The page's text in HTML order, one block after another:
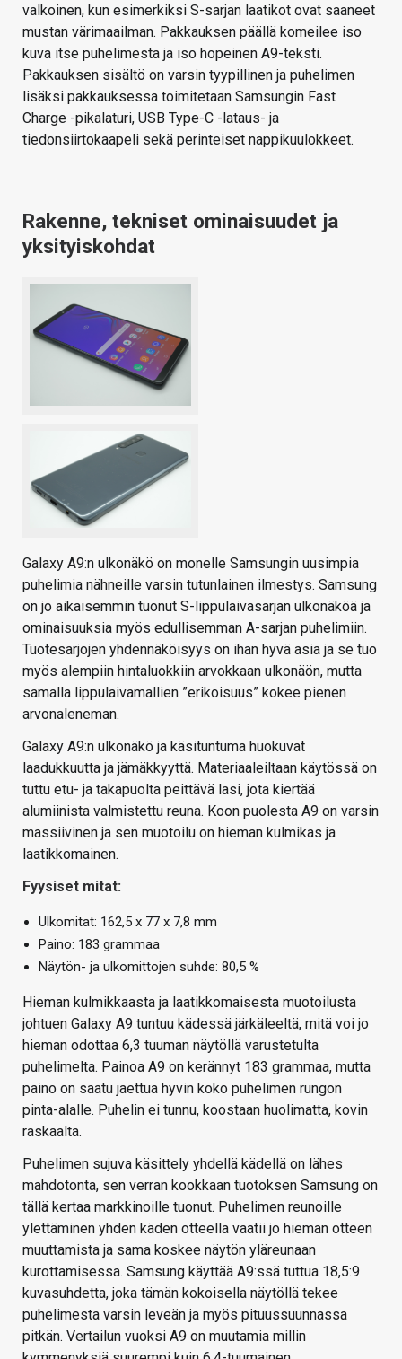
valkoinen, kun esimerkiksi S-sarjan laatikot ovat saaneet
mustan värimaailman. Pakkauksen päällä komeilee iso
kuva itse puhelimesta ja iso hopeinen A9-teksti.
Pakkauksen sisältö on varsin tyypillinen ja puhelimen
lisäksi pakkauksessa toimitetaan Samsungin Fast
Charge -pikalaturi, USB Type-C -lataus- ja
tiedonsiirtokaapeli sekä perinteiset nappikuulokkeet.
Rakenne, tekniset ominaisuudet ja
yksityiskohdat
Galaxy A9:n ulkonäkö on monelle Samsungin uusimpia
puhelimia nähneille varsin tutunlainen ilmestys. Samsung
on jo aikaisemmin tuonut S-lippulaivasarjan ulkonäköä ja
ominaisuuksia myös edullisemman A-sarjan puhelimiin.
Tuotesarjojen yhdennäköisyys on ihan hyvä asia ja se tuo
myös alempiin hintaluokkiin arvokkaan ulkonäön, mutta
samalla lippulaivamallien ”erikoisuus” kokee pienen
arvonaleneman.
Galaxy A9:n ulkonäkö ja käsituntuma huokuvat
laadukkuutta ja jämäkkyyttä. Materiaaleiltaan käytössä on
tuttu etu- ja takapuolta peittävä lasi, jota kiertää
alumiinista valmistettu reuna. Koon puolesta A9 on varsin
massiivinen ja sen muotoilu on hieman kulmikas ja
laatikkomainen.
Fyysiset mitat:
Ulkomitat: 162,5 x 77 x 7,8 mm
Paino: 183 grammaa
Näytön- ja ulkomittojen suhde: 80,5 %
Hieman kulmikkaasta ja laatikkomaisesta muotoilusta
johtuen Galaxy A9 tuntuu kädessä järkäleeltä, mitä voi jo
hieman odottaa 6,3 tuuman näytöllä varustetulta
puhelimelta. Painoa A9 on kerännyt 183 grammaa, mutta
paino on saatu jaettua hyvin koko puhelimen rungon
pinta-alalle. Puhelin ei tunnu, koostaan huolimatta, kovin
raskaalta.
Puhelimen sujuva käsittely yhdellä kädellä on lähes
mahdotonta, sen verran kookkaan tuotoksen Samsung on
tällä kertaa markkinoille tuonut. Puhelimen reunoille
ylettäminen yhden käden otteella vaatii jo hieman otteen
muuttamista ja sama koskee näytön yläreunaan
kurottamisessa. Samsung käyttää A9:ssä tuttua 18,5:9
kuvasuhdetta, joka tämän kokoisella näytöllä tekee
puhelimesta varsin leveän ja myös pituussuunnassa
pitkän. Vertailun vuoksi A9 on muutamia millin